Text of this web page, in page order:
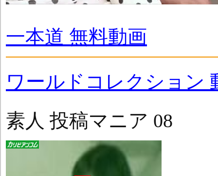
一本道 無料動画
ワールドコレクション
素人 投稿マニア 08